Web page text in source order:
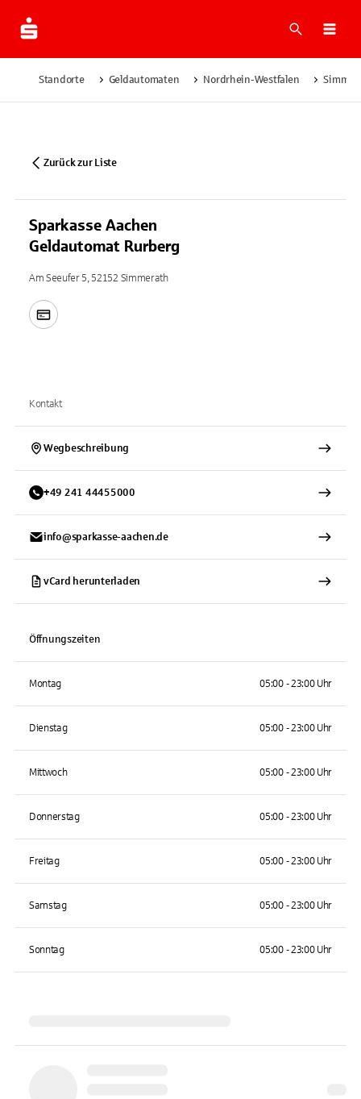
Suche
Standorte Geldautomaten Nordrhein-Westfalen
Zurück zur Liste
Sparkasse Aachen
Geldautomat Rurberg
Am Seeufer 5, 52152 Simmerath
Kontakt
Wegbeschreibung
+49 241 44455000
info@sparkasse-aachen.de
vCard herunterladen
Öffnungszeiten
Montag 05:00 - 23:00 Uhr
Dienstag 05:00 - 23:00 Uhr
Mittwoch 05:00 - 23:00 Uhr
Donnerstag 05:00 - 23:00 Uhr
Freitag 05:00 - 23:00 Uhr
Samstag 05:00 - 23:00 Uhr
Sonntag 05:00 - 23:00 Uhr